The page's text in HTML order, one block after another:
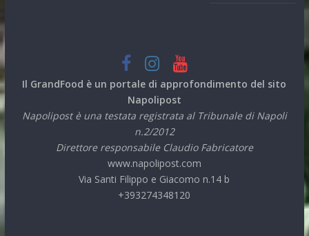
Il GrandFood è un portale di approfondimento del sito
Napolipost
Napolipost è una testata registrata al Tribunale di Napoli
n.2/2012
Direttore responsabile Claudio Fabricatore
www.napolipost.com
Via Santi Filippo e Giacomo n.14 b
+393274348120